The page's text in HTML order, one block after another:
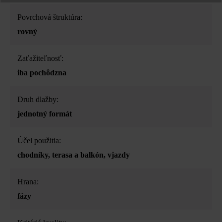
Povrchová štruktúra:
rovný
Zaťažiteľnosť:
iba pochôdzna
Druh dlažby:
jednotný formát
Účel použitia:
chodníky, terasa a balkón, vjazdy
Hrana:
fázy